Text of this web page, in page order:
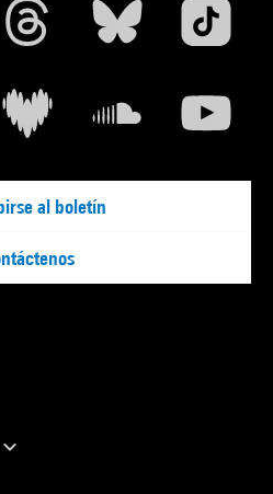
al boletín